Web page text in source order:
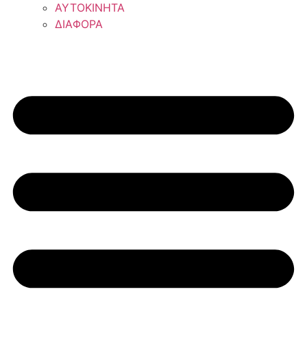
ΑΥΤΟΚΙΝΗΤΑ
ΔΙΑΦΟΡΑ